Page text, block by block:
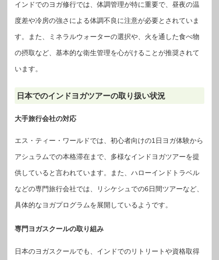
インドでのヨガ修行では、体調管理が特に重要で、昼夜の温
度差や冷房の強さによる体調不良に注意が必要とされていま
す。また、ミネラルウォーターの選択や、火を通した食べ物
の摂取など、基本的な衛生管理を心がけることが推奨されて
います。
日本でのインドヨガツアーの取り扱い状況
大手旅行会社の対応
エス・ティー・ワールドでは、初心者向けの1日ヨガ体験から
アシュラムでの本格滞在まで、多様なインドヨガツアーを提
供していると言われています。また、ハローインドトラベル
などの専門旅行会社では、リシケシュでの6日間ツアーなど、
具体的なヨガプログラムを展開しているようです。
専門ヨガスクールの取り組み
日本のヨガスクールでも、インドでのリトリートや資格取得